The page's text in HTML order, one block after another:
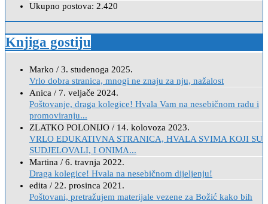
Ukupno postova: 2.420
Knjiga gostiju
Marko / 3. studenoga 2025.
Vrlo dobra stranica, mnogi ne znaju za nju, nažalost
Anica / 7. veljače 2024.
Poštovanje, draga kolegice! Hvala Vam na nesebičnom radu i
promoviranju...
ZLATKO POLONIJO / 14. kolovoza 2023.
VRLO EDUKATIVNA STRANICA, HVALA SVIMA KOJI SU
SUDJELOVALI, I ONIMA...
Martina / 6. travnja 2022.
Draga kolegice! Hvala na nesebičnom dijeljenju!
edita / 22. prosinca 2021.
Poštovani, pretražujem materijale vezene za Božić kako bih